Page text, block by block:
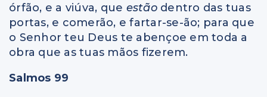
órfão, e a viúva, que estão dentro das tuas
portas, e comerão, e fartar-se-ão; para que
o Senhor teu Deus te abençoe em toda a
obra que as tuas mãos fizerem.
Salmos 99